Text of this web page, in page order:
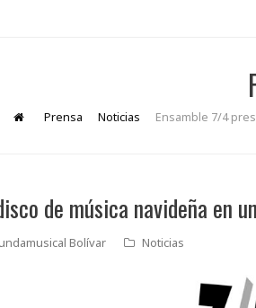
Prensa Noticias Ensamble 7/4
de música navideña en
Bolívar Noticias